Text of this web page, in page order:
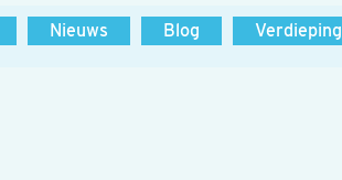
Nieuws Blog Verdieping